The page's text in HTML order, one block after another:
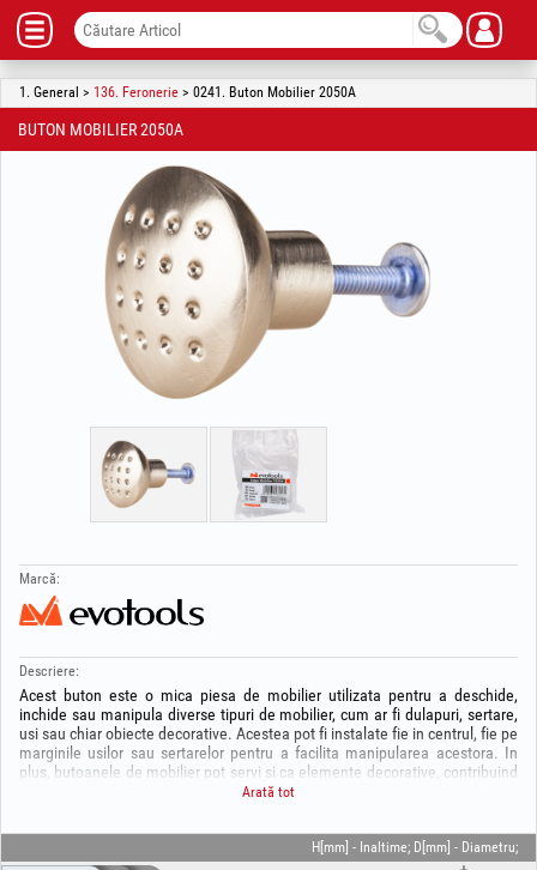
1. General > 136. Feronerie > 0241. Buton Mobilier 2050A
BUTON MOBILIER 2050A
Marcă:
Descriere:
Acest buton este o mica piesa de mobilier utilizata pentru a deschide,
inchide sau manipula diverse tipuri de mobilier, cum ar fi dulapuri, sertare,
usi sau chiar obiecte decorative. Acestea pot fi instalate fie in centrul, fie pe
marginile usilor sau sertarelor pentru a facilita manipularea acestora. In
plus, butoanele de mobilier pot servi si ca elemente decorative, contribuind
la aspectul general al piesei de mobilier si la stilul ambientului in care sunt
Arată tot
H[mm] - Inaltime; D[mm] - Diametru;